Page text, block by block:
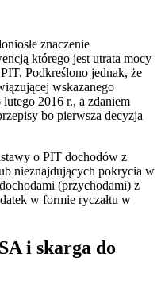
znaczenie
którego jest utrata mocy
Podkreślono jednak, że
wskazanego
lutego 2016 r., a zdaniem
bo pierwsza decyzja
o PIT dochodów z
nieznajdujących pokrycia w
(przychodami) z
w formie ryczałtu w
i skarga do